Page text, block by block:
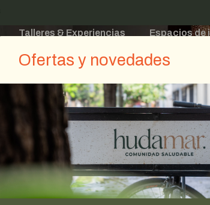
Talleres & Experiencias Espacios de
Ofertas y novedades